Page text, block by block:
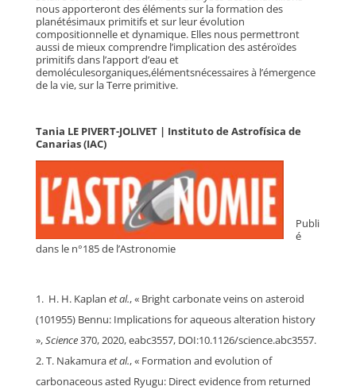
nous apporteront des éléments sur la formation des
planétésimaux primitifs et sur leur évolution
compositionnelle et dynamique. Elles nous permettront
aussi de mieux comprendre l’implication des astéroïdes
primitifs dans l’apport d’eau et
demoléculesorganiques,élémentsnécessaires à l’émergence
de la vie, sur la Terre primitive.
Tania LE PIVERT-JOLIVET | Instituto de Astrofísica de
Canarias (IAC)
Publi
é
dans le n°185 de l’Astronomie
H. H. Kaplan et al., « Bright carbonate veins on asteroid
(101955) Bennu: Implications for aqueous alteration history
»,Science370, 2020, eabc3557, DOI:10.1126/science.abc3557.
T. Nakamuraet al., « Formation and evolution of
carbonaceous asted Ryugu: Direct evidence from returned